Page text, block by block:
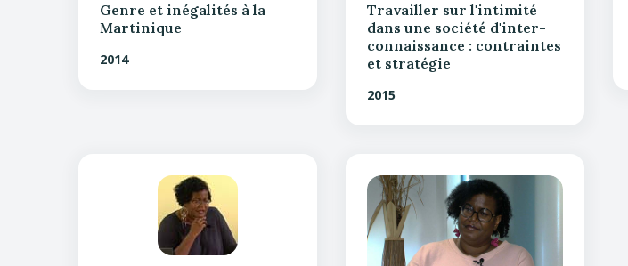
Genre et inégalités à la
Martinique
2014
Travailler sur l'intimité
dans une société d'inter-
connaissance : contraintes
et stratégie
2015